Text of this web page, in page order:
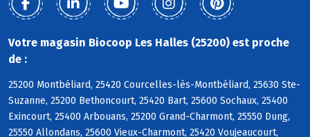
Votre magasin Biocoop Les Halles (25200) est proche
de :
25200 Montbéliard, 25420 Courcelles-lès-Montbéliard, 25630 Ste-
Suzanne, 25200 Bethoncourt, 25420 Bart, 25600 Sochaux, 25400
Exincourt, 25400 Arbouans, 25200 Grand-Charmont, 25550 Dung,
25550 Allondans, 25600 Vieux-Charmont, 25420 Voujeaucourt,